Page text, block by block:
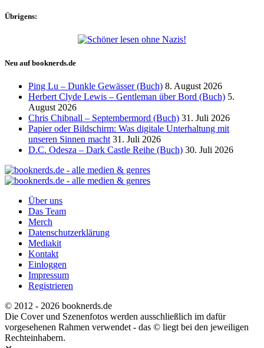
Übrigens:
Neu auf booknerds.de
Ping Lu – Dunkle Gewässer (Buch) 8. August 2026
Herbert Clyde Lewis – Gentleman über Bord (Buch) 5.
August 2026
Chris Chibnall – Septembermord (Buch) 31. Juli 2026
Papier oder Bildschirm: Was digitale Unterhaltung mit
unseren Sinnen macht 31. Juli 2026
D.C. Odesza – Dark Castle Reihe (Buch) 30. Juli 2026
Über uns
Das Team
Merch
Datenschutzerklärung
Mediakit
Kontakt
Einloggen
Impressum
Registrieren
© 2012 - 2026 booknerds.de
Die Cover und Szenenfotos werden ausschließlich im dafür
vorgesehenen Rahmen verwendet - das © liegt bei den jeweiligen
Rechteinhabern.